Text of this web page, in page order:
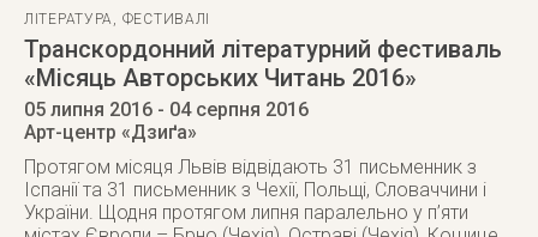
ЛІТЕРАТУРА , ФЕСТИВАЛІ
Транскордонний літературний фестиваль
«Місяць Авторських Читань 2016»
05 липня 2016 - 04 серпня 2016
Арт-центр «Дзиґа»
Протягом місяця Львів відвідають 31 письменник з
Іспанії та 31 письменник з Чехії, Польщі, Словаччини і
України. Щодня протягом липня паралельно у п’яти